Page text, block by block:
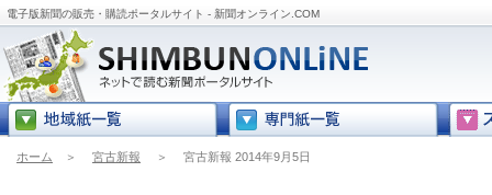
電子版新聞の販売・購読ポータルサイト - 新聞オンライン.COM
ホーム ＞ 宮古新報 ＞ 宮古新報 2014年9月5日